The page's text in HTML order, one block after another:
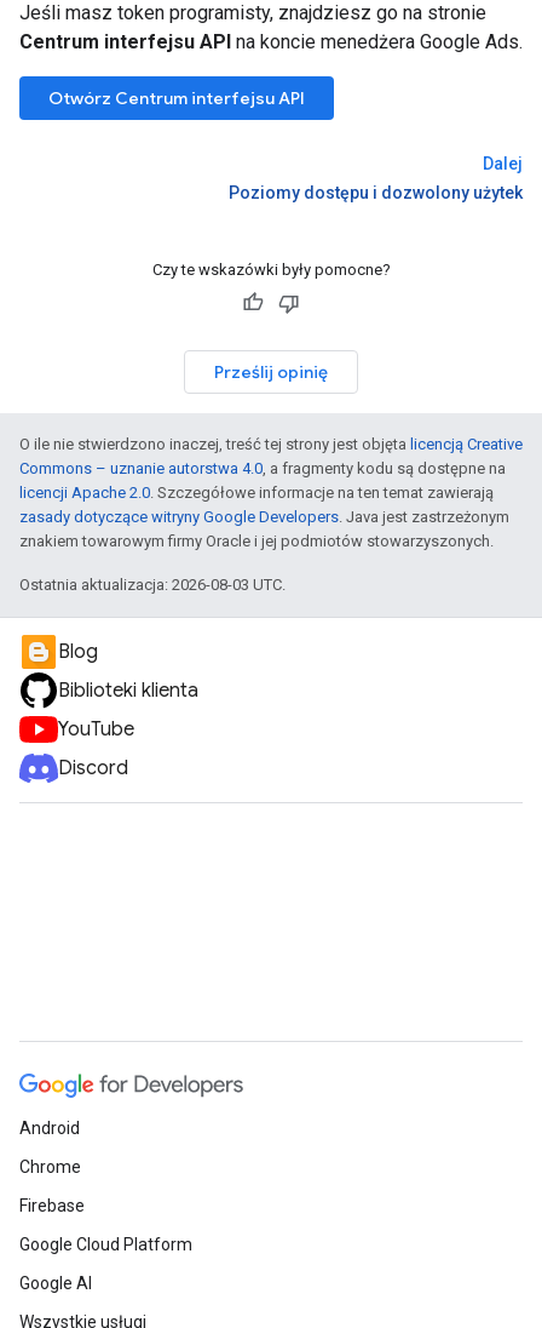
Jeśli masz token programisty, znajdziesz go na stronie
Centrum interfejsu API na koncie menedżera Google Ads.
Otwórz Centrum interfejsu API
Dalej
Poziomy dostępu i dozwolony użytek
Czy te wskazówki były pomocne?
Prześlij opinię
O ile nie stwierdzono inaczej, treść tej strony jest objęta licencją Creative
Commons – uznanie autorstwa 4.0, a fragmenty kodu są dostępne na
licencji Apache 2.0. Szczegółowe informacje na ten temat zawierają
zasady dotyczące witryny Google Developers. Java jest zastrzeżonym
znakiem towarowym firmy Oracle i jej podmiotów stowarzyszonych.
Ostatnia aktualizacja: 2026-08-03 UTC.
Blog
Biblioteki klienta
YouTube
Discord
Android
Chrome
Firebase
Google Cloud Platform
Google AI
Wszystkie usługi